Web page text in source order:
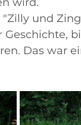
und
Das war